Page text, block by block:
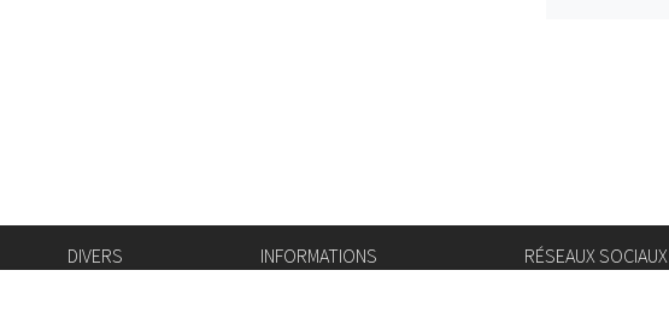
DIVERS
INFORMATIONS
RÉSEAUX SOCIAUX